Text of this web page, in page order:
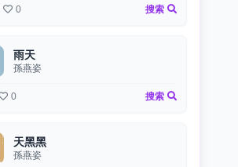
0 搜索
雨天
孫燕姿
0 搜索
天黑黑
孫燕姿